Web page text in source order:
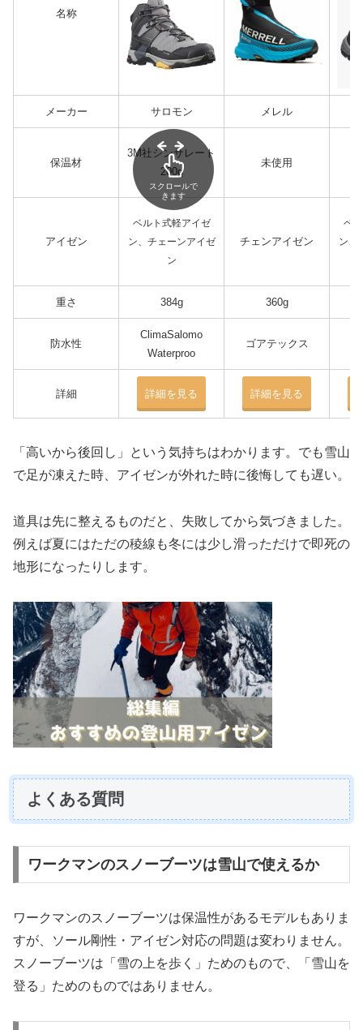
名称
メーカー サロモン メレル
保温材
3M社シンサレート
200g
未使用
アイゼン
ベルト式軽アイゼ
ン、チェーンアイゼ
ン
チェンアイゼン
ベ
ン、
重さ 384g 360g
防水性
ClimaSalomo
Waterproo
ゴアテックス
詳細 詳細を見る 詳細を見る
スクロールで
きます
「高いから後回し」という気持ちはわかります。でも雪山
で足が凍えた時、アイゼンが外れた時に後悔しても遅い。
道具は先に整えるものだと、失敗してから気づきました。
例えば夏にはただの稜線も冬には少し滑っただけで即死の
地形になったりします。
よくある質問
ワークマンのスノーブーツは雪山で使えるか
ワークマンのスノーブーツは保温性があるモデルもありま
すが、ソール剛性・アイゼン対応の問題は変わりません。
スノーブーツは「雪の上を歩く」ためのもので、「雪山を
登る」ためのものではありません。